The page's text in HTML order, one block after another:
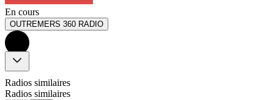
En cours
OUTREMERS 360 RADIO
Radios similaires
Radios similaires